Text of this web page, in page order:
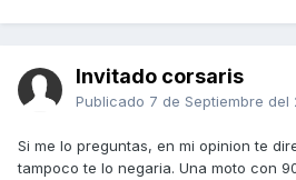
Invitado corsaris
Publicado 7 de Septiembre del
Si me lo preguntas, en mi opinion te
tampoco te lo negaria. Una moto con